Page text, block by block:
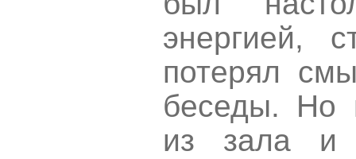
энергией,
потерял
беседы. Но
из зала и